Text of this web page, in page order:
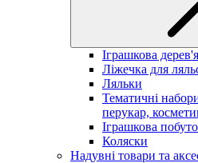
Іграшкова
Ліжечка для
Ляльки
Тематичні
перукар,
Іграшкова
Коляски
Надувні товари та